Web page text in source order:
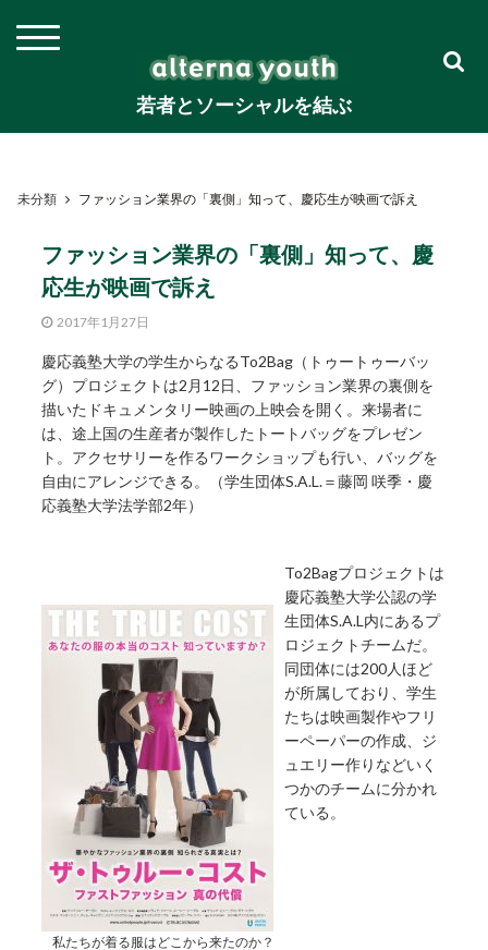
若者とソーシャルを結ぶ
未分類 ファッション業界の「裏側」知って、慶応生が映画で訴え
ファッション業界の「裏側」知って、慶
応生が映画で訴え
2017年1月27日
慶応義塾大学の学生からなるTo2Bag（トゥートゥーバッ
グ）プロジェクトは2月12日、ファッション業界の裏側を
描いたドキュメンタリー映画の上映会を開く。来場者に
は、途上国の生産者が製作したトートバッグをプレゼン
ト。アクセサリーを作るワークショップも行い、バッグを
自由にアレンジできる。（学生団体S.A.L.＝藤岡 咲季・慶
応義塾大学法学部2年）
私たちが着る服はどこから来たのか？
To2Bagプロジェクトは
慶応義塾大学公認の学
生団体S.A.L内にあるプ
ロジェクトチームだ。
同団体には200人ほど
が所属しており、学生
たちは映画製作やフリ
ーペーパーの作成、ジ
ュエリー作りなどいく
つかのチームに分かれ
ている。